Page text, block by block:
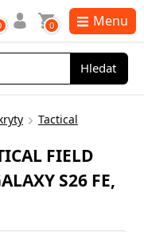
Hledat
0 Menu
Tactical
FIELD
S26 FE,